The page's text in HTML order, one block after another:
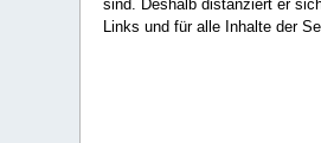
sind. Deshalb distanziert er
Links und für alle Inhalte der